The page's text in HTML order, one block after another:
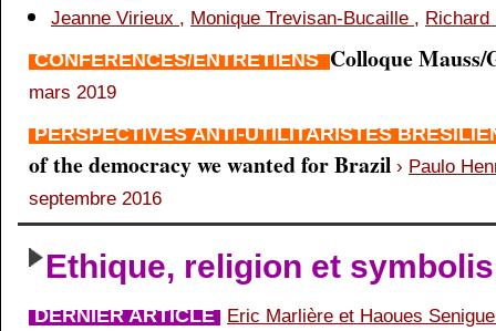
Jeanne Virieux , Monique Trevisan-Bucaille ,
CONFÉRENCES/ENTRETIENS Colloque
mars 2019
PERSPECTIVES ANTI-UTILITARISTES
of the democracy we wanted for Brazil › Paulo
septembre 2016
Ethique, religion et
DERNIER ARTICLE Eric Marlière et Haoues